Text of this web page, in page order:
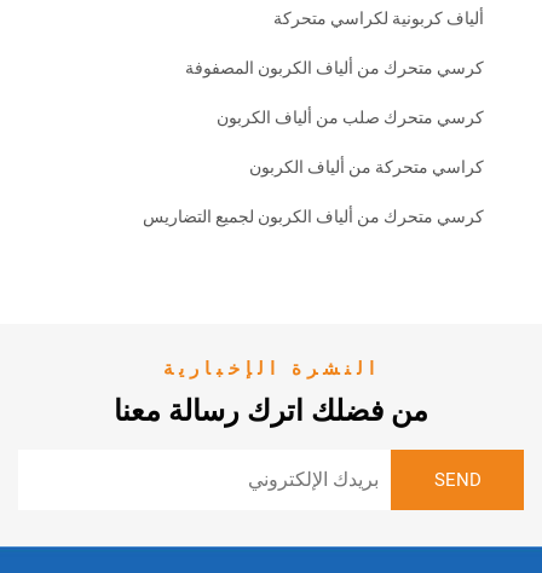
لكراسي متحركة
من ألياف الكربون المصفوفة
صلب من ألياف الكربون
من ألياف الكربون
من ألياف الكربون لجميع التضاريس
النشرة الإخبارية
من فضلك اترك رسالة معنا